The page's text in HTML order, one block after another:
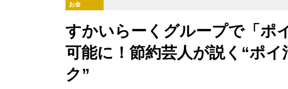
お金
すかいらーくグループで「ポ
可能に！節約芸人が説く“ポ
ク”